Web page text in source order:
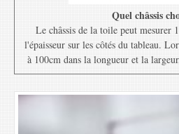
Quel châssis
Le châssis de la toile peut mesurer
l'épaisseur sur les côtés du tableau.
à 100cm dans la longueur et la